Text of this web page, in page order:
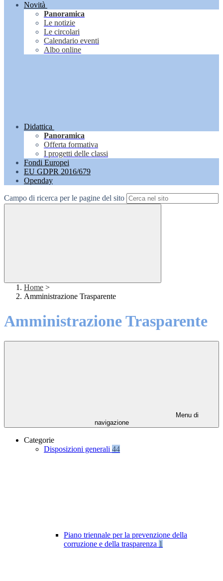
Novità
Panoramica
Le notizie
Le circolari
Calendario eventi
Albo online
Didattica
Panoramica
Offerta formativa
I progetti delle classi
Fondi Europei
EU GDPR 2016/679
Openday
Campo di ricerca per le pagine del sito
Home >
Amministrazione Trasparente
Amministrazione Trasparente
Menu di
navigazione
Categorie
Disposizioni generali 44
Piano triennale per la prevenzione della
corruzione e della trasparenza 1